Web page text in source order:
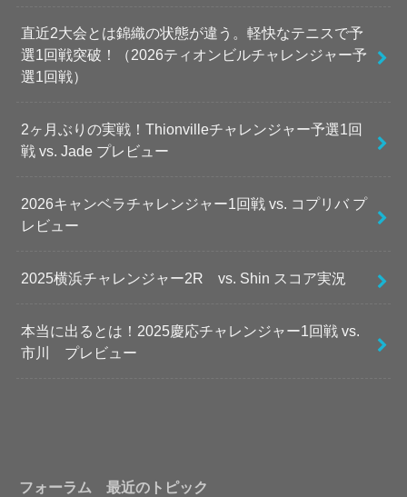
直近2大会とは錦織の状態が違う。軽快なテニスで予
選1回戦突破！（2026ティオンビルチャレンジャー予
選1回戦）
2ヶ月ぶりの実戦！Thionvilleチャレンジャー予選1回
戦 vs. Jade プレビュー
2026キャンベラチャレンジャー1回戦 vs. コプリバ プ
レビュー
2025横浜チャレンジャー2R vs. Shin スコア実況
本当に出るとは！2025慶応チャレンジャー1回戦 vs.
市川 プレビュー
フォーラム 最近のトピック